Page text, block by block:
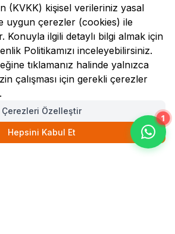
1
LokmanAVM
(KVKK) kişisel verileriniz yasal
uygun çerezler (cookies) ile
Konuyla ilgili detaylı bilgi almak için
Politikamızı inceleyebilirsiniz.
tıklamanız halinde yalnızca
çalışması için gerekli çerezler
Çerezleri Özelleştir
Hepsini Kabul Et